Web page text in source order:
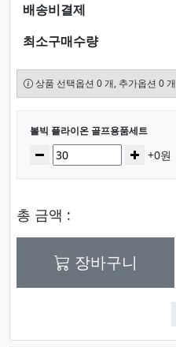
배송비결제
최소구매수량
상품 선택옵션 0 개, 추가옵션 0 개
선택된 옵션
볼빅 플라이온 골프용품세트
수량감소 증가+0원
총 금액 :
장바구니